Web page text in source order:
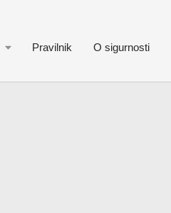
Pravilnik O sigurnosti